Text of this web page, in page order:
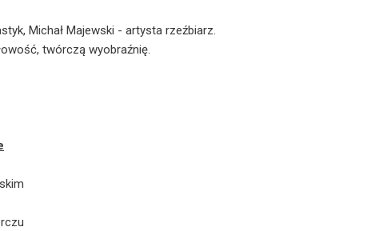
Michał Majewski - artysta rzeźbiarz.
twórczą wyobraźnię.